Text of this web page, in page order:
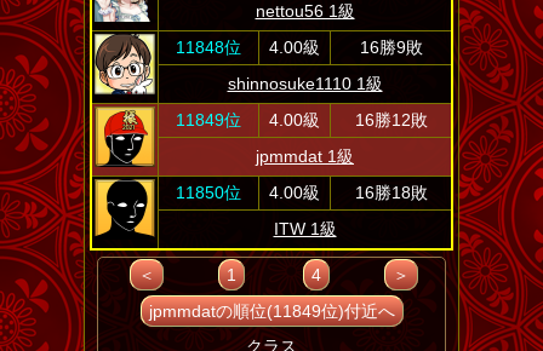
nettou56 1級
11848位
4.00級
16勝9敗
shinnosuke1110 1級
11849位
4.00級
16勝12敗
jpmmdat 1級
11850位
4.00級
16勝18敗
ITW 1級
＜ 1 4
＞
jpmmdatの順位(11849位)付近へ
クラス